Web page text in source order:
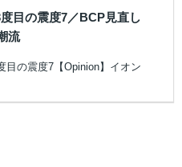
目の震度7／BCP見直し
流
目の震度7【Opinion】イオン